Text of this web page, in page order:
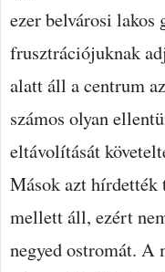
ezer belvárosi lakos
frusztrációjuknak
alatt áll a centrum
számos olyan
eltávolítását
Mások azt hírdették
mellett áll, ezért
negyed ostromát. A